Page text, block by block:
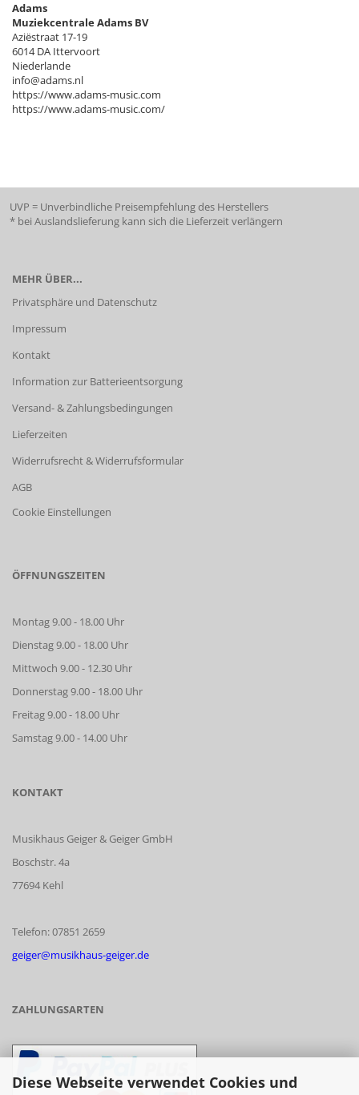
Diese Webseite verwendet Cookies und
Adams
Muziekcentrale Adams BV
Aziëstraat 17-19
6014 DA Ittervoort
Niederlande
info@adams.nl
https://www.adams-music.com
https://www.adams-music.com/
UVP = Unverbindliche Preisempfehlung des Herstellers
* bei Auslandslieferung kann sich die Lieferzeit verlängern
MEHR ÜBER...
Privatsphäre und Datenschutz
Impressum
Kontakt
Information zur Batterieentsorgung
Versand- & Zahlungsbedingungen
Lieferzeiten
Widerrufsrecht & Widerrufsformular
AGB
Cookie Einstellungen
ÖFFNUNGSZEITEN
Montag 9.00 - 18.00 Uhr
Dienstag 9.00 - 18.00 Uhr
Mittwoch 9.00 - 12.30 Uhr
Donnerstag 9.00 - 18.00 Uhr
Freitag 9.00 - 18.00 Uhr
Samstag 9.00 - 14.00 Uhr
KONTAKT
Musikhaus Geiger & Geiger GmbH
Boschstr. 4a
77694 Kehl
Telefon: 07851 2659
geiger@musikhaus-geiger.de
ZAHLUNGSARTEN